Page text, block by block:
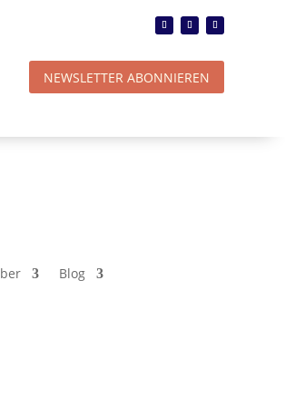
NEWSLETTER ABONNIEREN
Blog